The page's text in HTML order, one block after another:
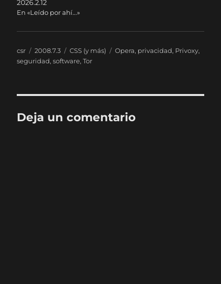
2026.2.12
En «Leído por ahí...»
Autor
csr
Publicado
el
2008.7.3 Categorías
CSS (y más) Etiquetas
Opera, privacidad, Privoxy,
seguridad,software,Tor
Deja un comentario